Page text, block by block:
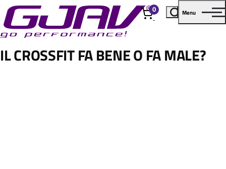
0
elementi
Menu
IL CROSSFIT FA BENE O FA MALE?